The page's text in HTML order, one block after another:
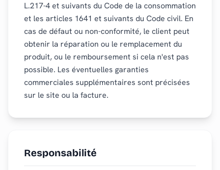
L.217-4 et suivants du Code de la consommation
et les articles 1641 et suivants du Code civil. En
cas de défaut ou non-conformité, le client peut
obtenir la réparation ou le remplacement du
produit, ou le remboursement si cela n'est pas
possible. Les éventuelles garanties
commerciales supplémentaires sont précisées
sur le site ou la facture.
Responsabilité